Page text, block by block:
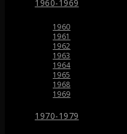
1960-1969
1960
1961
1962
1963
1964
1965
1968
1969
1970-1979